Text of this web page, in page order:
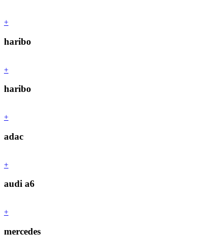
+
haribo
+
haribo
+
adac
+
audi a6
+
mercedes